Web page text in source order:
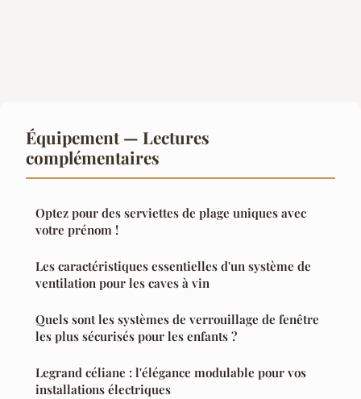
Équipement — Lectures
complémentaires
Optez pour des serviettes de plage uniques avec
votre prénom !
Les caractéristiques essentielles d'un système de
ventilation pour les caves à vin
Quels sont les systèmes de verrouillage de fenêtre
les plus sécurisés pour les enfants ?
Legrand céliane : l'élégance modulable pour vos
installations électriques